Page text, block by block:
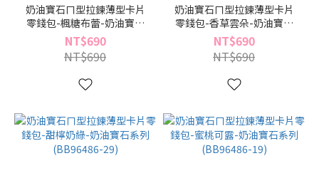
奶油寶石ㄇ型拉鍊薄型卡片
零錢包-楓糖布蕾-奶油寶石
系列(BB96486-69)
NT$690
NT$690
奶油寶石ㄇ型拉鍊薄型卡片
零錢包-香草雲朵-奶油寶石
系列(BB96486-55)
NT$690
NT$690